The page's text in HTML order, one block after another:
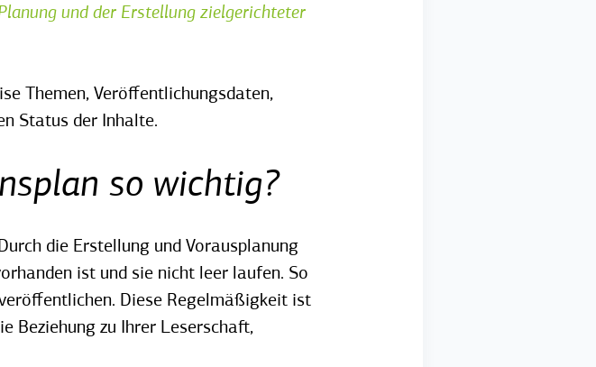
und der Erstellung zielgerichteter
Themen, Veröffentlichungsdaten,
Status der Inhalte.
so wichtig?
die Erstellung und Vorausplanung
ist und sie nicht leer laufen. So
Diese Regelmäßigkeit ist
Beziehung zu Ihrer Leserschaft,